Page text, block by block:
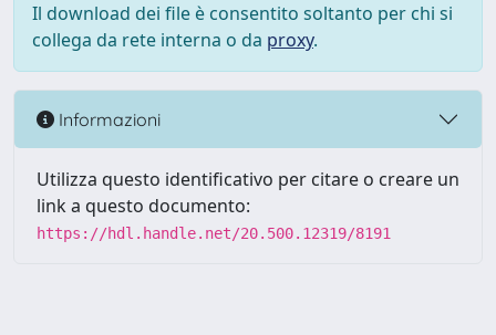
Il download dei file è consentito soltanto per chi si
collega da rete interna o da proxy.
Informazioni
Utilizza questo identificativo per citare o creare un
link a questo documento:
https://hdl.handle.net/20.500.12319/8191